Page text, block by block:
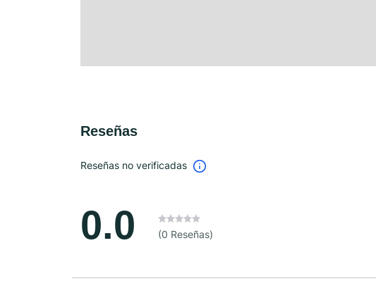
Reseñas
Reseñas no verificadas
0.0 (0 Reseñas)